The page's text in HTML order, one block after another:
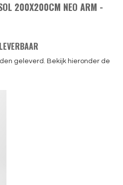
200X200CM NEO ARM -
geleverd. Bekijk hieronder de